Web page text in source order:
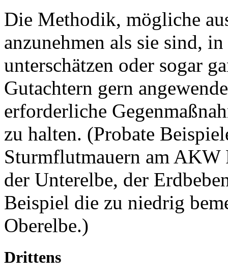
Die Methodik, mögliche
anzunehmen als sie sind,
unterschätzen oder sogar
Gutachtern gern
erforderliche
zu halten. (Probate
Sturmflutmauern am AKW
der Unterelbe, der
Beispiel die zu niedrig
Oberelbe.)
Drittens